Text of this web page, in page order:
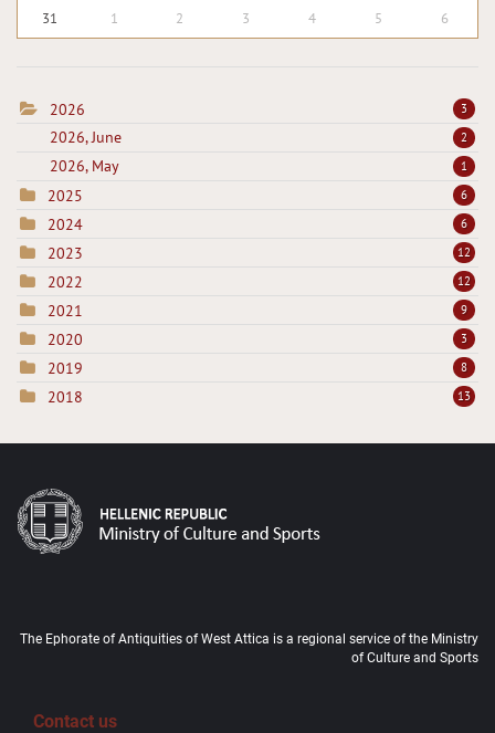
31 1 2 3 4 5 6
2026 3
2026, June 2
2026, May 1
2025 6
2024 6
2023 12
2022 12
2021 9
2020 3
2019 8
2018 13
The Ephorate of Antiquities of West Attica is a regional service of the Ministry
of Culture and Sports
Contact us